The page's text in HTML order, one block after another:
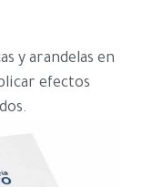
y arandelas en
efectos